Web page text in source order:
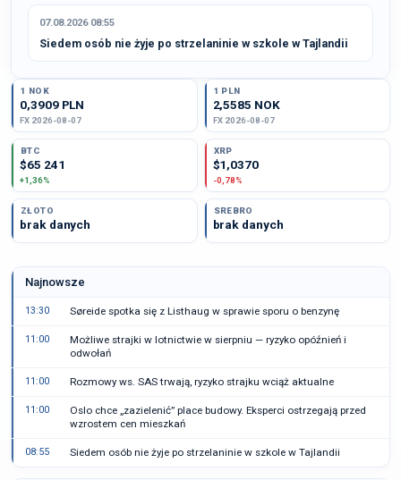
07.08.2026 08:55
Siedem osób nie żyje po strzelaninie w szkole w Tajlandii
1 NOK
0,3909 PLN
FX 2026-08-07
1 PLN
2,5585 NOK
FX 2026-08-07
BTC
$65 241
+1,36%
XRP
$1,0370
-0,78%
ZŁOTO
brak danych
SREBRO
brak danych
Najnowsze
13:30 Søreide spotka się z Listhaug w sprawie sporu o benzynę
11:00
Możliwe strajki w lotnictwie w sierpniu — ryzyko opóźnień i
odwołań
11:00 Rozmowy ws. SAS trwają, ryzyko strajku wciąż aktualne
11:00
Oslo chce „zazielenić” place budowy. Eksperci ostrzegają przed
wzrostem cen mieszkań
08:55 Siedem osób nie żyje po strzelaninie w szkole w Tajlandii